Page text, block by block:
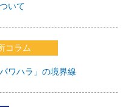
いて
コラム
ワハラ」の境界線